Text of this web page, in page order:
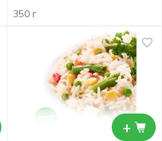
350 г
+